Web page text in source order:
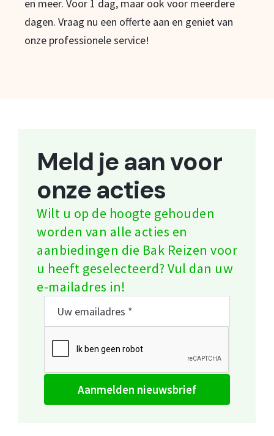
en meer. Voor 1 dag, maar ook voor meerdere
dagen. Vraag nu een offerte aan en geniet van
onze professionele service!
Meld je aan voor
onze acties
Wilt u op de hoogte gehouden
worden van alle acties en
aanbiedingen die Bak Reizen voor
u heeft geselecteerd? Vul dan uw
e-mailadres in!
aanmelden nieuwsbrief